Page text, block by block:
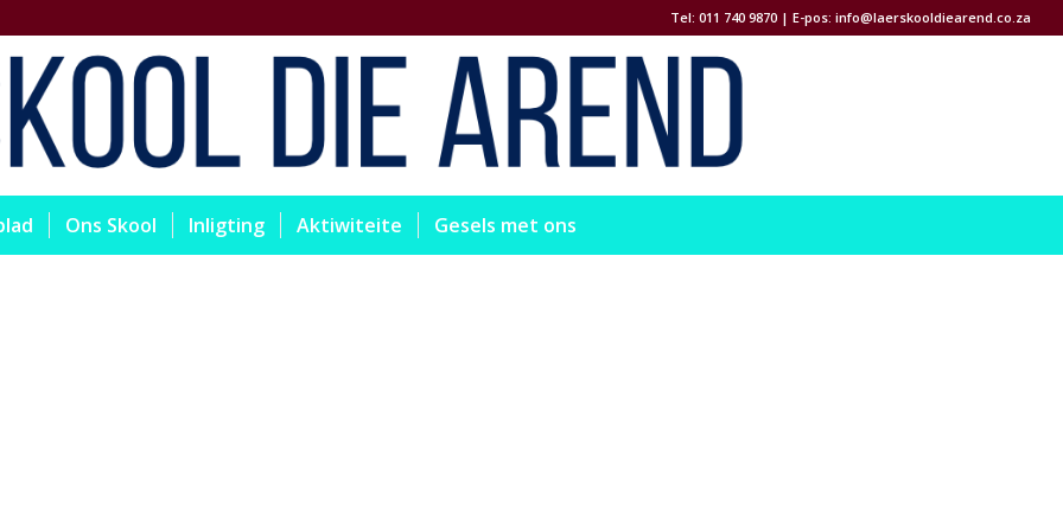
Tel: 011 740 9870 | E-pos:info@laerskooldiearend.co.za
Ons Skool Inligting Aktiwiteite Gesels met ons